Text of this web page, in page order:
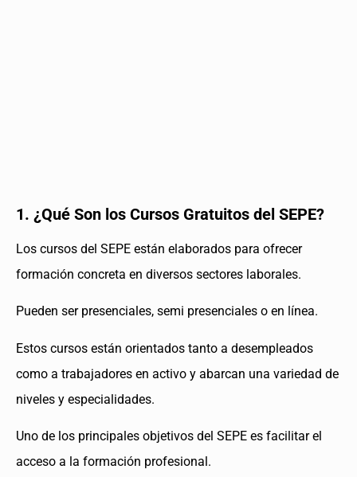
1. ¿Qué Son los Cursos Gratuitos del SEPE?
Los cursos del SEPE están elaborados para ofrecer
formación concreta en diversos sectores laborales.
Pueden ser presenciales, semi presenciales o en línea.
Estos cursos están orientados tanto a desempleados
como a trabajadores en activo y abarcan una variedad de
niveles y especialidades.
Uno de los principales objetivos del SEPE es facilitar el
acceso a la formación profesional.